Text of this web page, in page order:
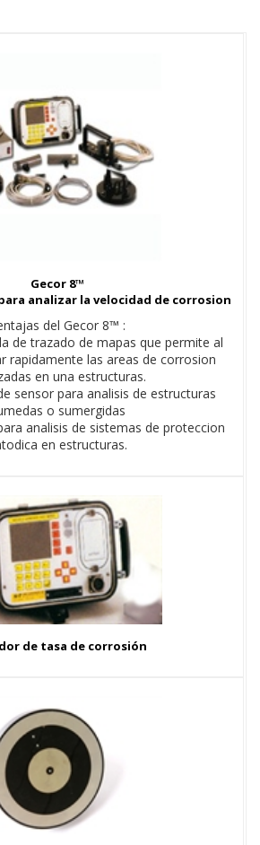
Gecor 8™
analizar la velocidad de corrosion
del Gecor 8™ :
de trazado de mapas que permite al
rapidamente las areas de corrosion
en una estructuras.
sensor para analisis de estructuras
o sumergidas
analisis de sistemas de proteccion
en estructuras.
de tasa de corrosión